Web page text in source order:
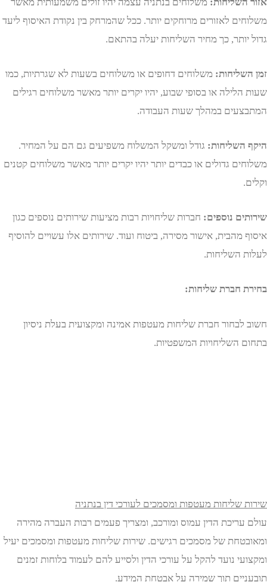
לאזורים מרוחקים יותר. ככל שהמרחק בין נקודת האיסוף ליעד
כך מחיר השליחות יעלה בהתאם.
משלוחים דחופים או משלוחים בשעות לא שגרתיות, כמו
או בסופי שבוע, יהיו יקרים יותר מאשר משלוחים רגילים
במהלך שעות העבודה.
גודל ומשקל המשלוח משפיעים גם הם על המחיר.
גדולים או כבדים יותר יהיו יקרים יותר מאשר משלוחים קטנים
נוספים:חברות שליחויות רבות מציעות שירותים נוספים כגון
מהבית, אישור מסירה, ביטוח ועוד. שירותים אלו עשויים להוסיף
השליחות.
חברת שליחות:
חברת שליחות מעטפות אמינה ומקצועית בעלת ניסיון
השליחויות המשפטיות.
שליחות מעטפות ומסמכים לעורכי דין בנתניה
הדין עמוס ומורכב, ומצריך פעמים רבות העברה מהירה
של מסמכים רגישים. שירות שליחות מעטפות ומסמכים יעיל
נועד להקל על עורכי הדין ולסייע להם לעמוד בלוחות זמנים
תוך שמירה על אבטחת המידע.